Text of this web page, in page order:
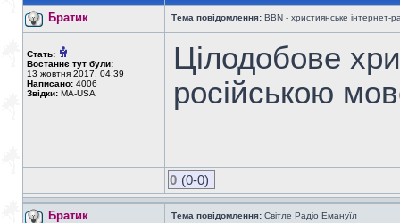
Братик Тема повідомлення: BBN - християнське інтернет-
Стать:
Востаннє тут були:
13 жовтня 2017, 04:39
Написано: 4006
Звідки: MA-USA
Цілодобове
російською
0 (0-0)
Братик Тема повідомлення: Світле Радіо Емануїл